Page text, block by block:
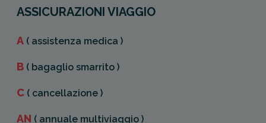
ASSICURAZIONI VIAGGIO
A ( assistenza medica )
B ( bagaglio smarrito )
C ( cancellazione )
AN ( annuale multiviaggio )